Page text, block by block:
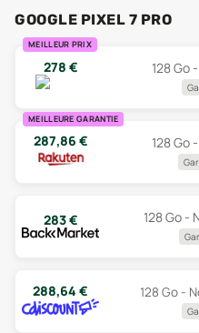
GOOGLE PIXEL 7 PRO
MEILLEUR PRIX
278 € 128 Go
MEILLEURE GARANTIE
287,86 € 128 Go
283€ 128 Go -
288,64 € 128 Go -